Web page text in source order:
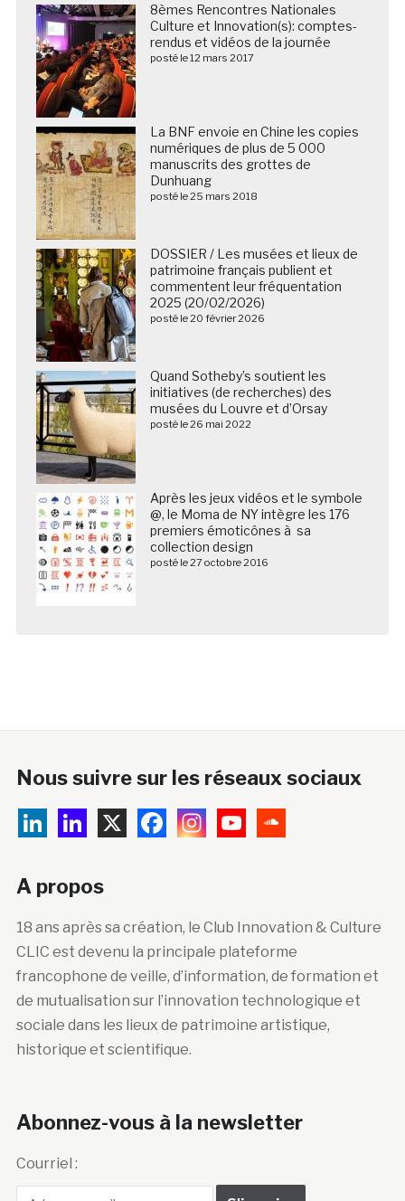
8èmes Rencontres Nationales
Culture et Innovation(s): comptes-
rendus et vidéos de la journée
posté le 12 mars 2017
La BNF envoie en Chine les copies
numériques de plus de 5 000
manuscrits des grottes de
Dunhuang
posté le 25 mars 2018
DOSSIER / Les musées et lieux de
patrimoine français publient et
commentent leur fréquentation
2025 (20/02/2026)
posté le 20 février 2026
Quand Sotheby’s soutient les
initiatives (de recherches) des
musées du Louvre et d’Orsay
posté le 26 mai 2022
Après les jeux vidéos et le symbole
@, le Moma de NY intègre les 176
premiers émoticônes à sa
collection design
posté le 27 octobre 2016
Nous suivre sur les réseaux sociaux
A propos
18 ans après sa création, le Club Innovation & Culture
CLIC est devenu la principale plateforme
francophone de veille, d’information, de formation et
de mutualisation sur l’innovation technologique et
sociale dans les lieux de patrimoine artistique,
historique et scientifique.
Abonnez-vous à la newsletter
Courriel :